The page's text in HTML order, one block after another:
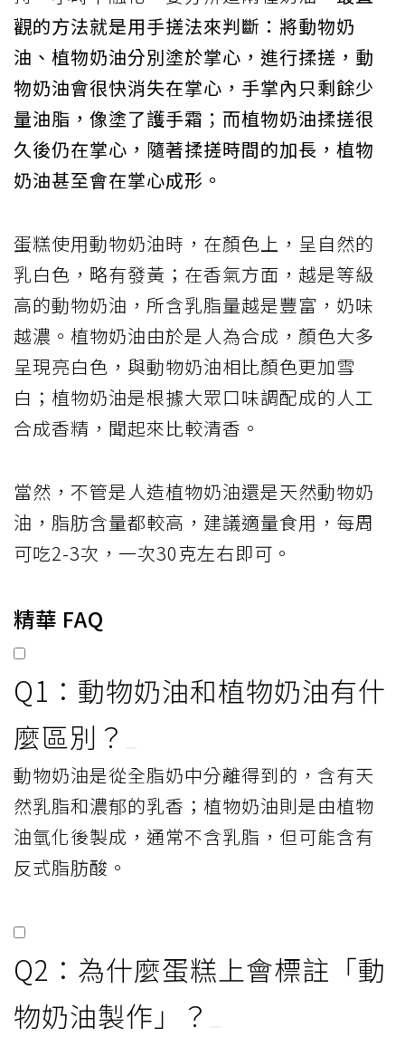
觀的方法就是用手搓法來判斷：將動物奶
油、植物奶油分別塗於掌心，進行揉搓，動
物奶油會很快消失在掌心，手掌內只剩餘少
量油脂，像塗了護手霜；而植物奶油揉搓很
久後仍在掌心，隨著揉搓時間的加長，植物
奶油甚至會在掌心成形。
蛋糕使用動物奶油時，在顏色上，呈自然的
乳白色，略有發黃；在香氣方面，越是等級
高的動物奶油，所含乳脂量越是豐富，奶味
越濃。植物奶油由於是人為合成，顏色大多
呈現亮白色，與動物奶油相比顏色更加雪
白；植物奶油是根據大眾口味調配成的人工
合成香精，聞起來比較清香。
當然，不管是人造植物奶油還是天然動物奶
油，脂肪含量都較高，建議適量食用，每周
可吃2-3次，一次30克左右即可。
精華 FAQ
Q1：動物奶油和植物奶油有什
麼區別？
動物奶油是從全脂奶中分離得到的，含有天
然乳脂和濃郁的乳香；植物奶油則是由植物
油氫化後製成，通常不含乳脂，但可能含有
反式脂肪酸。
Q2：為什麼蛋糕上會標註「動
物奶油製作」？